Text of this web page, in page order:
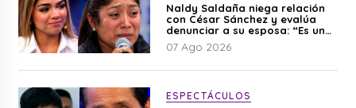
Naldy Saldaña niega relación
con César Sánchez y evalúa
denunciar a su esposa: “Es una
difamación”
07 Ago 2026
ESPECTÁCULOS